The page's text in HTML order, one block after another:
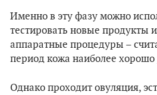
Именно в эту фазу можно
тестировать новые продукты
аппаратные процедуры –
период кожа наиболее хорошо
Однако проходит овуляция,